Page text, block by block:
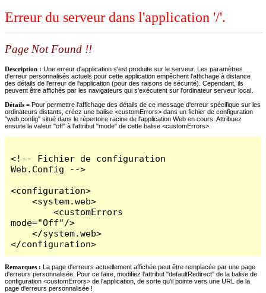
Erreur du serveur dans l'application '/'.
Page Not Found !!
Description : Une erreur d'application s'est produite sur le serveur. Les paramètres
d'erreur personnalisés actuels pour cette application empêchent l'affichage à distance
des détails de l'erreur de l'application (pour des raisons de sécurité). Cependant, ils
peuvent être affichés par les navigateurs qui s'exécutent sur l'ordinateur serveur local.
Détails = Pour permettre l'affichage des détails de ce message d'erreur spécifique sur les
ordinateurs distants, créez une balise <customErrors> dans un fichier de configuration
"web.config" situé dans le répertoire racine de l'application Web en cours. Attribuez
ensuite la valeur "off" à l'attribut "mode" de cette balise <customErrors>.
<!-- Fichier de configuration
Web.Config -->
<configuration>
    <system.web>
        <customErrors
mode="Off"/>
    </system.web>
</configuration>
Remarques : La page d'erreurs actuellement affichée peut être remplacée par une page
d'erreurs personnalisée. Pour ce faire, modifiez l'attribut "defaultRedirect" de la balise de
configuration <customErrors> de l'application, de sorte qu'il pointe vers une URL de la
page d'erreurs personnalisée !